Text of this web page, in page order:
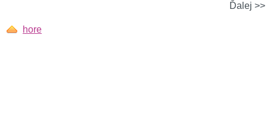
Ďalej >>
hore